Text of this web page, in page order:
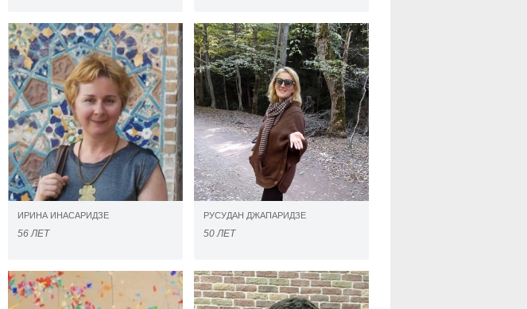
ИРИНА ИНАСАРИДЗЕ
56 ЛЕТ
РУСУДАН ДЖАПАРИДЗЕ
50 ЛЕТ